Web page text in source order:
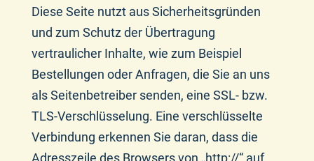
Diese Seite nutzt aus Sicherheitsgründen
und zum Schutz der Übertragung
vertraulicher Inhalte, wie zum Beispiel
Bestellungen oder Anfragen, die Sie an uns
als Seitenbetreiber senden, eine SSL- bzw.
TLS-Verschlüsselung. Eine verschlüsselte
Verbindung erkennen Sie daran, dass die
Adresszeile des Browsers von „http://“ auf